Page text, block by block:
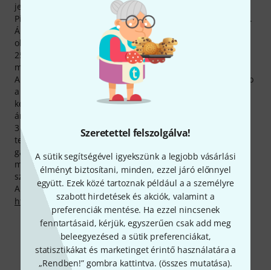
Szeretettel felszolgálva!
A sütik segítségével igyekszünk a legjobb vásárlási
élményt biztosítani, minden, ezzel járó előnnyel
együtt. Ezek közé tartoznak például a a személyre
szabott hirdetések és akciók, valamint a
preferenciák mentése. Ha ezzel nincsenek
fenntartásaid, kérjük, egyszerűen csak add meg
beleegyezésed a sütik preferenciákat,
statisztikákat és marketinget érintő használatára a
„Rendben!” gombra kattintva. (összes mutatása).
jelentősen a többi márka átlaga fölött szerepel.
Pillanatnyilag 304 Decksaver -gyártmányt tartunk raktáron.
Áruházunk látogatói a leggyakrabban Decksaver-termékek
oldalaira kattintanak. Az előző hónapban több mint
250.000, a gyártó termékeit megjelenítő oldalt nyitottak
meg weboldalunkon.
A Thomann még a(z) Decksaver-termékek esetén is olcsóbb
a legtöbb kereskedőnél. Csak az előző hónapban nem
kevesebb, mint 49 Decksaver-termék árát gördítettük le az
árlejtőn.
3 éves Thomann-garanciánk mellett minden Decksaver -
termékre biztosítunk egy 30 napos pénzvisszafizetési
garanciát is. Komoly szaktudással rendelkező
munkatársaink ezen felül telephelyünkön további
szolgáltatásokat is készek nyújtani.
A gyártóval kapcsolatban itt találsz bővebb tájékoztatást:
http://www.decksaver.co.uk/
Még több Decksaver